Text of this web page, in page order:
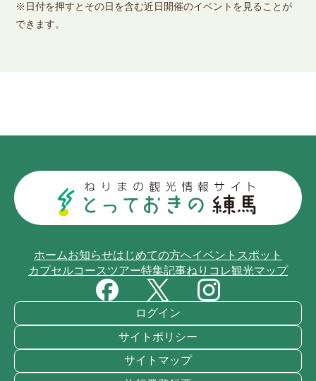
※日付を押すとその日を含む近日開催のイベントを見ることが
できます。
ホームお知らせはじめての方へイベントスポット
カプセルコースツアー特集記事ねりコレ観光マップ
ログイン
サイトポリシー
サイトマップ